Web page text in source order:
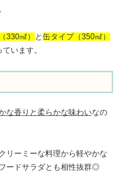
330㎖） と缶タイプ（350㎖）
います。
な香りと柔らかな味わいなの
リーミーな料理から軽やかな
ードサラダとも相性抜群◎